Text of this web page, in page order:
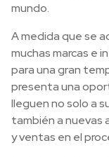
mundo.
A medida que se
muchas marcas e
para una gran
presenta una
lleguen no solo a
también a nuevas
y ventas en el